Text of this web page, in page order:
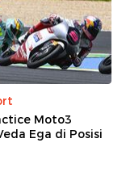
Moto3
Ega di Posisi